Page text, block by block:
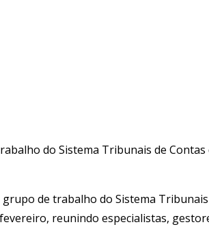
do Sistema Tribunais de
de trabalho do Sistema
reunindo especialistas,